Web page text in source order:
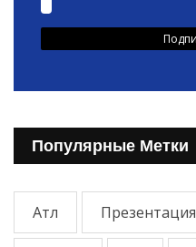
Популярные Метки
Атл Презентация